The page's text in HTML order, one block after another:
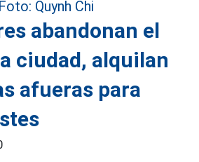
abandonan el
ciudad, alquilan
afueras para